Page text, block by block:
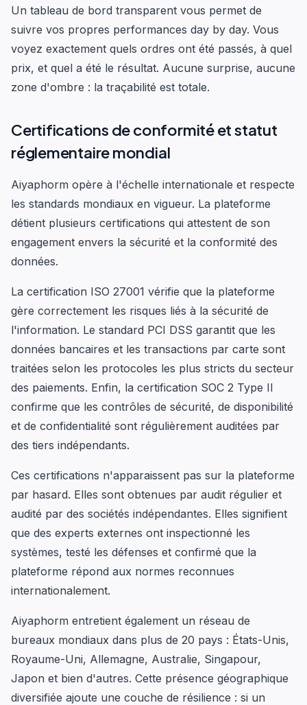
Un tableau de bord transparent vous permet de
suivre vos propres performances day by day. Vous
voyez exactement quels ordres ont été passés, à quel
prix, et quel a été le résultat. Aucune surprise, aucune
zone d'ombre : la traçabilité est totale.
Certifications de conformité et statut
réglementaire mondial
Aiyaphorm opère à l'échelle internationale et respecte
les standards mondiaux en vigueur. La plateforme
détient plusieurs certifications qui attestent de son
engagement envers la sécurité et la conformité des
données.
La certification ISO 27001 vérifie que la plateforme
gère correctement les risques liés à la sécurité de
l'information. Le standard PCI DSS garantit que les
données bancaires et les transactions par carte sont
traitées selon les protocoles les plus stricts du secteur
des paiements. Enfin, la certification SOC 2 Type II
confirme que les contrôles de sécurité, de disponibilité
et de confidentialité sont régulièrement auditées par
des tiers indépendants.
Ces certifications n'apparaissent pas sur la plateforme
par hasard. Elles sont obtenues par audit régulier et
audité par des sociétés indépendantes. Elles signifient
que des experts externes ont inspectionné les
systèmes, testé les défenses et confirmé que la
plateforme répond aux normes reconnues
internationalement.
Aiyaphorm entretient également un réseau de
bureaux mondiaux dans plus de 20 pays : États-Unis,
Royaume-Uni, Allemagne, Australie, Singapour,
Japon et bien d'autres. Cette présence géographique
diversifiée ajoute une couche de résilience : si un